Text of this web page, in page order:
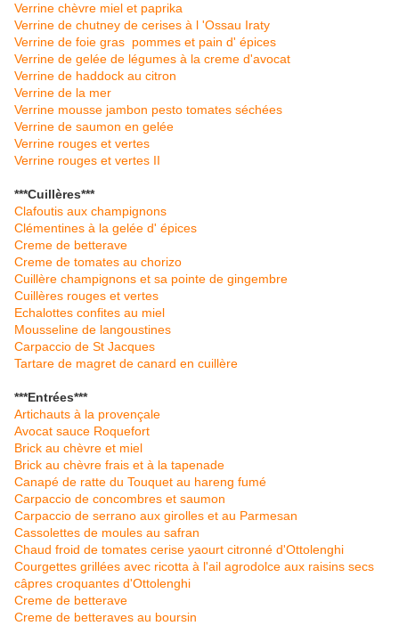
Verrine chèvre miel et paprika
Verrine de chutney de cerises à l 'Ossau Iraty
Verrine de foie gras pommes et pain d' épices
Verrine de gelée de légumes à la creme d'avocat
Verrine de haddock au citron
Verrine de la mer
Verrine mousse jambon pesto tomates séchées
Verrine de saumon en gelée
Verrine rouges et vertes
Verrine rouges et vertes II
***Cuillères***
Clafoutis aux champignons
Clémentines à la gelée d' épices
Creme de betterave
Creme de tomates au chorizo
Cuillère champignons et sa pointe de gingembre
Cuillères rouges et vertes
Echalottes confites au miel
Mousseline de langoustines
Carpaccio de St Jacques
Tartare de magret de canard en cuillère
***Entrées***
Artichauts à la provençale
Avocat sauce Roquefort
Brick au chèvre et miel
Brick au chèvre frais et à la tapenade
Canapé de ratte du Touquet au hareng fumé
Carpaccio de concombres et saumon
Carpaccio de serrano aux girolles et au Parmesan
Cassolettes de moules au safran
Chaud froid de tomates cerise yaourt citronné d'Ottolenghi
Courgettes grillées avec ricotta à l'ail agrodolce aux raisins secs
câpres croquantes d'Ottolenghi
Creme de betterave
Creme de betteraves au boursin